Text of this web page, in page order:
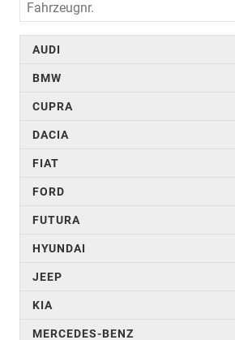
AUDI
BMW
CUPRA
DACIA
FIAT
FORD
FUTURA
HYUNDAI
JEEP
KIA
MERCEDES-BENZ